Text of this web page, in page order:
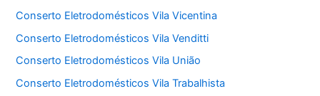
Conserto Eletrodomésticos Vila Vicentina
Conserto Eletrodomésticos Vila Venditti
Conserto Eletrodomésticos Vila União
Conserto Eletrodomésticos Vila Trabalhista